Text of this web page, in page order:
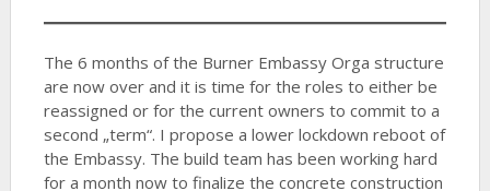
The 6 months of the Burner Embassy Orga structure
are now over and it is time for the roles to either be
reassigned or for the current owners to commit to a
second „term“. I propose a lower lockdown reboot of
the Embassy. The build team has been working hard
for a month now to finalize the concrete construction